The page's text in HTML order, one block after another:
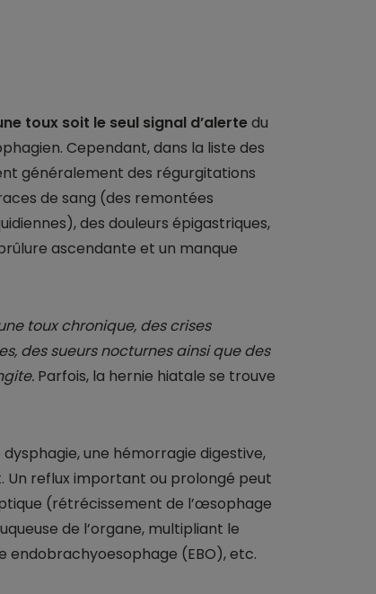
toux soit le seul signal d’alertedu
Cependant, dans la liste des
généralement des régurgitations
de sang (des remontées
des douleurs épigastriques,
ascendante et un manque
toux chronique, des crises
des sueurs nocturnes ainsi que des
Parfois, la hernie hiatale se trouve
une hémorragie digestive,
Un reflux important ou prolongé peut
(rétrécissement de l’œsophage
de l’organe, multipliant le
endobrachyoesophage (EBO), etc.